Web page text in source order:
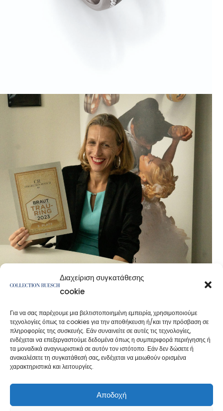
Διαχείριση συγκατάθεσης
cookie
Για να σας παρέχουμε μια βελτιστοποιημένη εμπειρία, χρησιμοποιούμε
τεχνολογίες όπως τα cookies για την αποθήκευση ή/και την πρόσβαση σε
πληροφορίες της συσκευής. Εάν συναινείτε σε αυτές τις τεχνολογίες,
ενδέχεται να επεξεργαστούμε δεδομένα όπως η συμπεριφορά περιήγησης ή
τα μοναδικά αναγνωριστικά σε αυτόν τον ιστότοπο. Εάν δεν δώσετε ή
ανακαλέσετε τη συγκατάθεσή σας, ενδέχεται να μειωθούν ορισμένα
χαρακτηριστικά και λειτουργίες.
Αποδοχή
Εκτύπωση